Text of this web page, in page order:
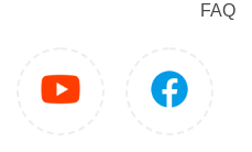
FAQ